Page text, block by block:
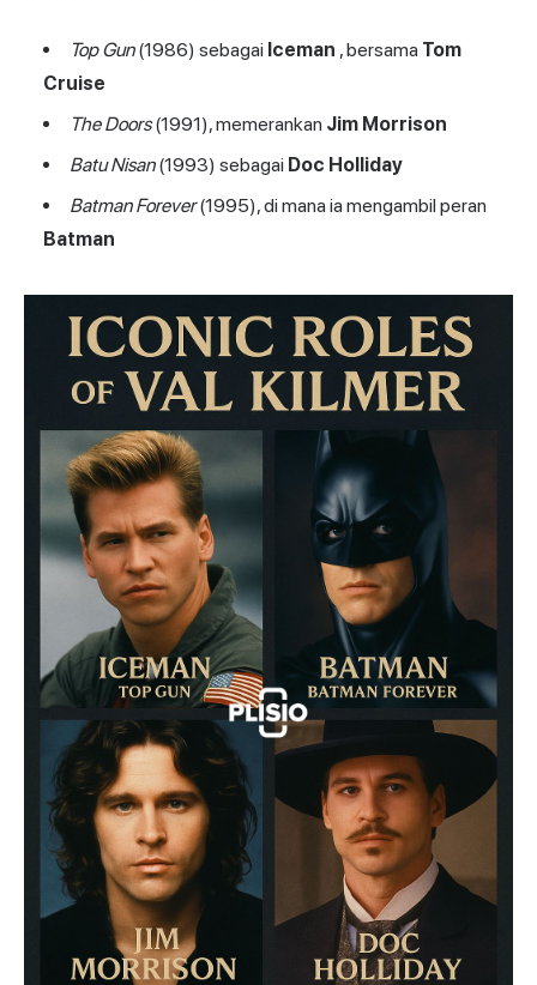
Top Gun(1986) sebagai Iceman , bersama Tom
Cruise
The Doors(1991), memerankan Jim Morrison
Batu Nisan(1993) sebagai Doc Holliday
Batman Forever(1995), di mana ia mengambil peran
Batman